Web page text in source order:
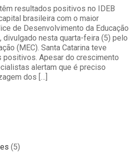
resultados positivos no IDEB
brasileira com o maior
de Desenvolvimento da Educação
divulgado nesta quarta-feira (5) pelo
(MEC). Santa Catarina teve
positivos. Apesar do crescimento
alertam que é preciso
dos […]
(5)